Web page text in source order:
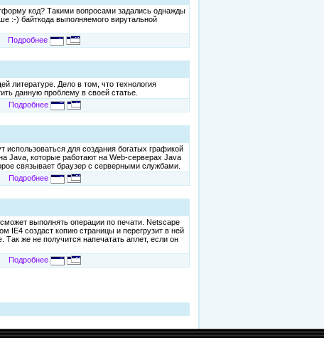
код? Такими вопросами задались однажды
:-) байткода выполняемого вирутальной
Подробнее
литературе. Дело в том, что технология
данную проблему в своей статье.
Подробнее
для создания богатых графикой
Java, которые работают на Web-серверах Java
связывает браузер с серверными службами.
Подробнее
выполнять операции по печати. Netscape
IE4 создаст копию страницы и перегрузит в ней
же не получится напечатать аплет, если он
Подробнее